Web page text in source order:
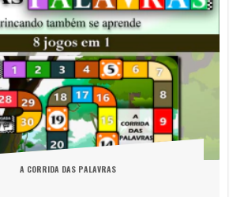
A CORRIDA DAS PALAVRAS